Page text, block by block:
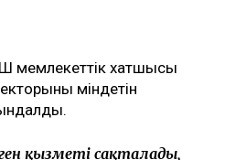
мемлекеттік хатшысы
міндетін
қызметі сақталады,